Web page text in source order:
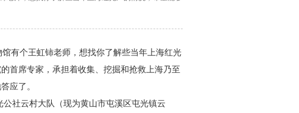
有个王虹铈老师，想找你了解些当年上海红光
首席专家，承担着收集、挖掘和抢救上海乃至
应了。
公社云村大队（现为黄山市屯溪 区屯光镇云